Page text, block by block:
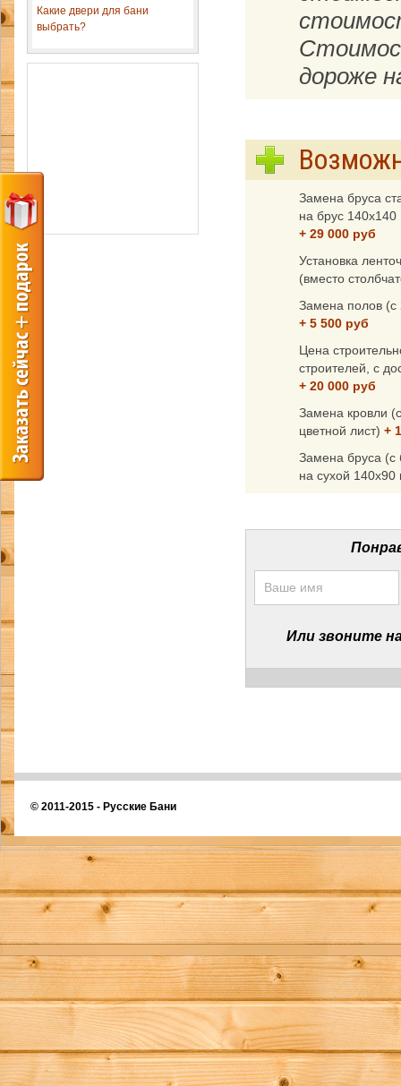
Какие двери для бани
выбрать?
дороже
Замена бруса
на брус 140x140
+ 29 000 руб
Установка
(вместо
Замена полов
+ 5 500 руб
Цена
строителей, с
+ 20 000 руб
Замена кровли
цветной лист) +
Замена бруса (с
на сухой
Или звоните
© 2011-2015 - Русские Бани